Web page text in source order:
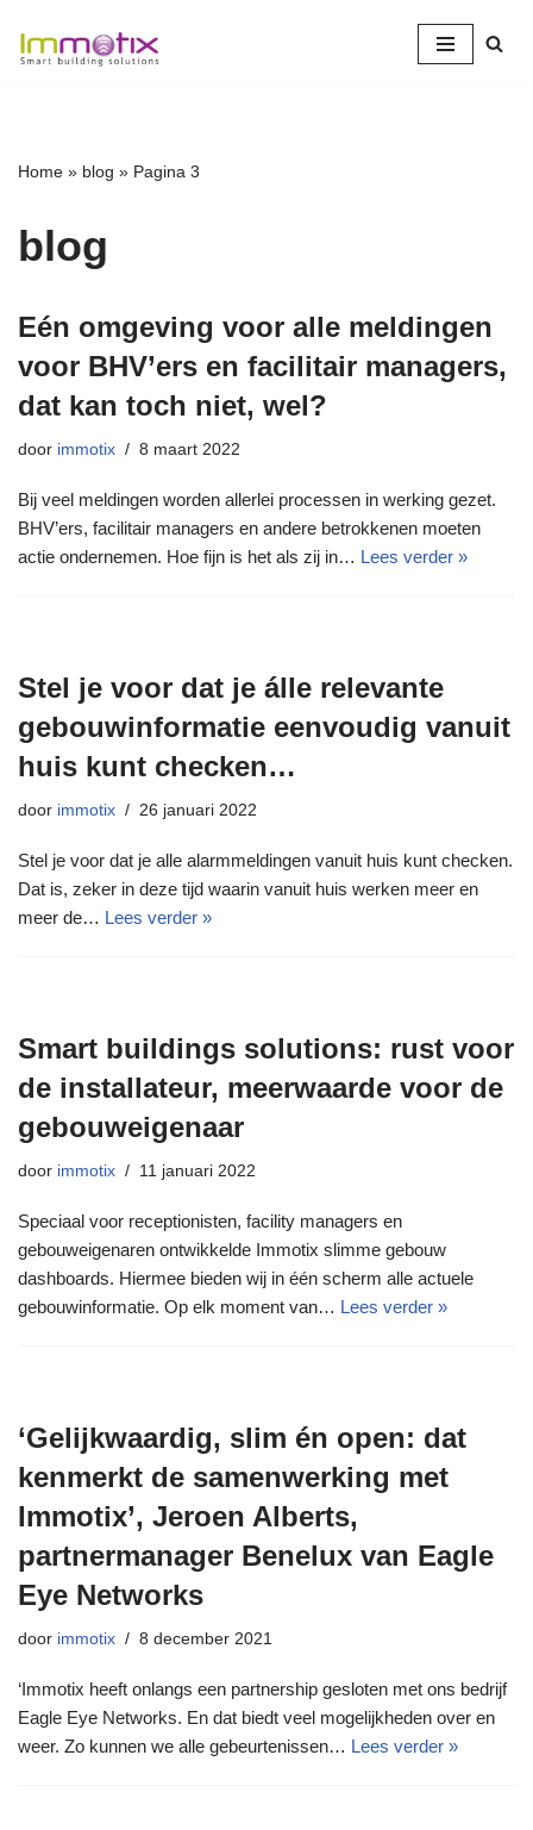
Ga
Home » blog » Pagina 3
blog
Eén omgeving voor alle meldingen
voor BHV’ers en facilitair managers,
dat kan toch niet, wel?
door immotix 8 maart 2022
Bij veel meldingen worden allerlei processen in werking gezet.
BHV’ers, facilitair managers en andere betrokkenen moeten
actie ondernemen. Hoe fijn is het als zij in… Lees verder »
Stel je voor dat je álle relevante
gebouwinformatie eenvoudig vanuit
huis kunt checken…
door immotix 26 januari 2022
Stel je voor dat je alle alarmmeldingen vanuit huis kunt checken.
Dat is, zeker in deze tijd waarin vanuit huis werken meer en
meer de… Lees verder »
Smart buildings solutions: rust voor
de installateur, meerwaarde voor de
gebouweigenaar
door immotix 11 januari 2022
Speciaal voor receptionisten, facility managers en
gebouweigenaren ontwikkelde Immotix slimme gebouw
dashboards. Hiermee bieden wij in één scherm alle actuele
gebouwinformatie. Op elk moment van… Lees verder »
‘Gelijkwaardig, slim én open: dat
kenmerkt de samenwerking met
Immotix’, Jeroen Alberts,
partnermanager Benelux van Eagle
Eye Networks
door immotix 8 december 2021
‘Immotix heeft onlangs een partnership gesloten met ons bedrijf
Eagle Eye Networks. En dat biedt veel mogelijkheden over en
weer. Zo kunnen we alle gebeurtenissen… Lees verder »